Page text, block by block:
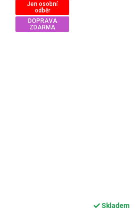
Jen osobní
odběr
DOPRAVA
ZDARMA
Skladem